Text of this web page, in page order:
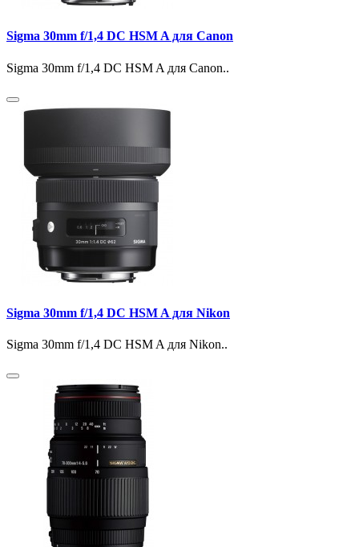
Sigma 30mm f/1,4 DC HSM A для Canon
Sigma 30mm f/1,4 DC HSM A для Canon..
Sigma 30mm f/1,4 DC HSM A для Nikon
Sigma 30mm f/1,4 DC HSM A для Nikon..